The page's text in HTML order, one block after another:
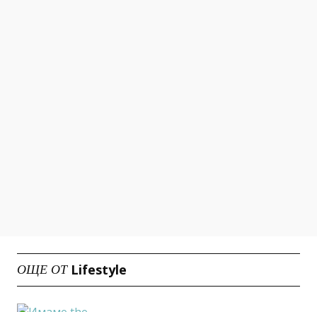
ОЩЕ ОТ Lifestyle